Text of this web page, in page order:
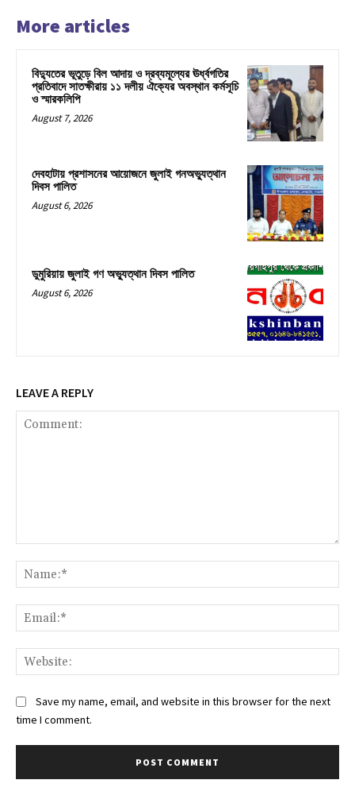
More articles
বিদ্যুতের ভূতুড়ে বিল আদায় ও দ্রব্যমূল্যের ঊর্ধ্বগতির
প্রতিবাদে সাতক্ষীরায় ১১ দলীয় ঐক্যের অবস্থান কর্মসূচি
ও স্মারকলিপি
August 7, 2026
দেবহাটায় প্রশাসনের আয়োজনে জুলাই গনঅভ্যুত্থান
দিবস পালিত
August 6, 2026
ডুমুরিয়ায় জুলাই গণ অভ্যুত্থান দিবস পালিত
August 6, 2026
LEAVE A REPLY
Save my name, email, and website in this browser for the next
time I comment.